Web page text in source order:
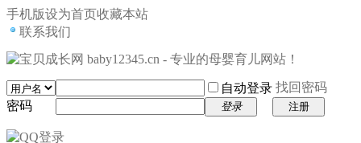
手机版设为首页收藏本站
联系我们
自动登录 找回密码
密码
登录 注册